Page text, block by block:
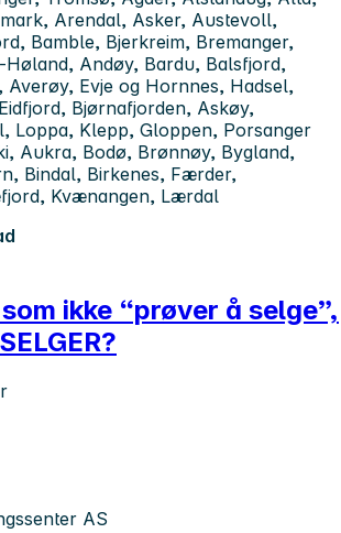
Arendal, Asker, Austevoll,
Bamble, Bjerkreim, Bremanger,
Andøy, Bardu, Balsfjord,
Evje og Hornnes, Hadsel,
Bjørnafjorden, Askøy,
Loppa, Klepp, Gloppen, Porsanger
Aukra, Bodø, Brønnøy, Bygland,
Bindal, Birkenes, Færder,
Kvænangen, Lærdal
ikke “prøver å selge”,
AS